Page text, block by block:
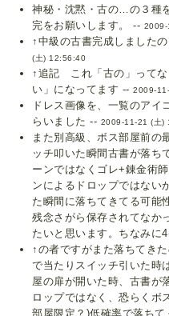
神秘・沈黙・古の…の３種
完をお願いします。 --
↑中級の古書完成しました
(土) 12:56:40
↑追記 これ「古の」ってな
い」になってます --2009-
ドレス画像を、一覧のアイ
らいました -- 2009-11-21 (土)
また別高級、ボス部屋前の
ッチ叩いた瞬間古書が落ち
ーンではなくゴレ+錬金術
ンによるドロップではない
た瞬間に落ちてきてる可能
残念さがら保存されてなか
たいと思います。ちなみに
↑の者ですがまた落ちてき
で当たりスイッチ引いた時
屋の扉が開いた時、古書が
ロップではなく、恐らくボ
部屋限定？)低確率で落ち